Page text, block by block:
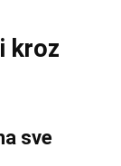
kroz
sve